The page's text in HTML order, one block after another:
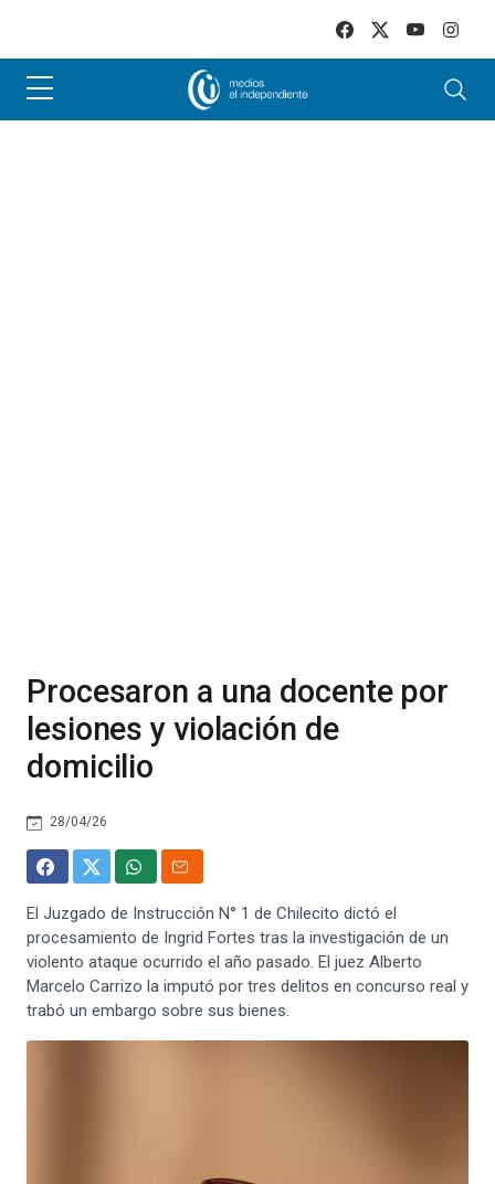
Procesaron a una docente por
lesiones y violación de
domicilio
28/04/26
El Juzgado de Instrucción N° 1 de Chilecito dictó el
procesamiento de Ingrid Fortes tras la investigación de un
violento ataque ocurrido el año pasado. El juez Alberto
Marcelo Carrizo la imputó por tres delitos en concurso real y
trabó un embargo sobre sus bienes.